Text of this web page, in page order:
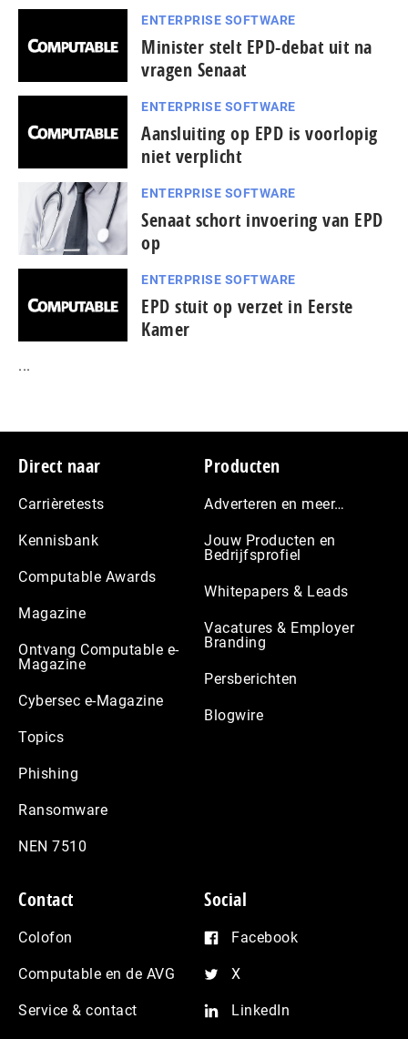
ENTERPRISE SOFTWARE
Minister stelt EPD-debat uit na
vragen Senaat
ENTERPRISE SOFTWARE
Aansluiting op EPD is voorlopig
niet verplicht
ENTERPRISE SOFTWARE
Senaat schort invoering van EPD
op
ENTERPRISE SOFTWARE
EPD stuit op verzet in Eerste
Kamer
...
Footer
Direct naar
Carrièretests
Kennisbank
Computable Awards
Magazine
Ontvang Computable e-
Magazine
Cybersec e-Magazine
Topics
Phishing
Ransomware
NEN 7510
Producten
Adverteren en meer…
Jouw Producten en
Bedrijfsprofiel
Whitepapers & Leads
Vacatures & Employer
Branding
Persberichten
Blogwire
Contact
Colofon
Computable en de AVG
Service & contact
Social
Facebook
X
LinkedIn